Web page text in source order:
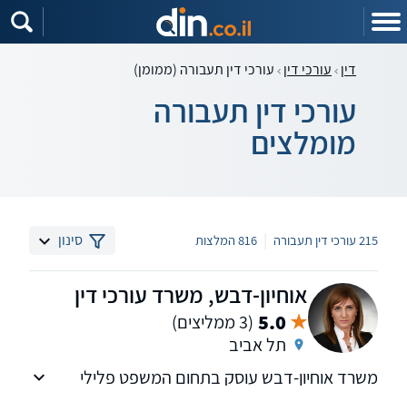
דין עורכי דין עורכי דין תעבורה (ממומן)
עורכי דין תעבורה
מומלצים
215 עורכי דין תעבורה 816 המלצות סינון
אוחיון-דבש, משרד עורכי דין
5.0 (3 ממליצים)
תל אביב
משרד אוחיון-דבש עוסק בתחום המשפט פלילי